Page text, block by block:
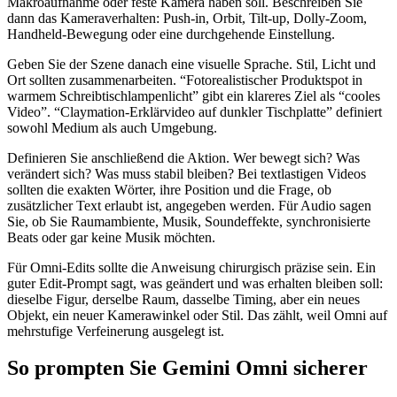
dann das Kameraverhalten: Push-in, Orbit, Tilt-up, Dolly-Zoom,
Handheld-Bewegung oder eine durchgehende Einstellung.
Geben Sie der Szene danach eine visuelle Sprache. Stil, Licht und
Ort sollten zusammenarbeiten. “Fotorealistischer Produktspot in
warmem Schreibtischlampenlicht” gibt ein klareres Ziel als “cooles
Video”. “Claymation-Erklärvideo auf dunkler Tischplatte” definiert
sowohl Medium als auch Umgebung.
Definieren Sie anschließend die Aktion. Wer bewegt sich? Was
verändert sich? Was muss stabil bleiben? Bei textlastigen Videos
sollten die exakten Wörter, ihre Position und die Frage, ob
zusätzlicher Text erlaubt ist, angegeben werden. Für Audio sagen
Sie, ob Sie Raumambiente, Musik, Soundeffekte, synchronisierte
Beats oder gar keine Musik möchten.
Für Omni-Edits sollte die Anweisung chirurgisch präzise sein. Ein
guter Edit-Prompt sagt, was geändert und was erhalten bleiben soll:
dieselbe Figur, derselbe Raum, dasselbe Timing, aber ein neues
Objekt, ein neuer Kamerawinkel oder Stil. Das zählt, weil Omni auf
mehrstufige Verfeinerung ausgelegt ist.
So prompten Sie Gemini Omni sicherer